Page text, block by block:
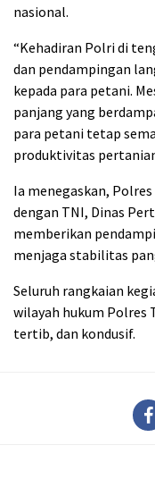
nasional.
“Kehadiran Polri di
dan pendampingan
kepada para petani.
panjang yang
para petani tetap
produktivitas
Ia menegaskan,
dengan TNI, Dinas
memberikan
menjaga stabilitas
Seluruh rangkaian
wilayah hukum Polres
tertib, dan kondusif.